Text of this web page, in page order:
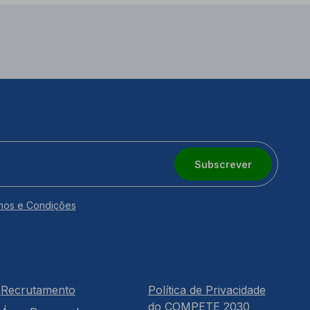
Subscrever
e Condições
Recrutamento
Política de Privacidade
do COMPETE 2030